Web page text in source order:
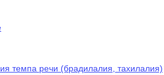
темпа речи (брадилалия, тахилалия)